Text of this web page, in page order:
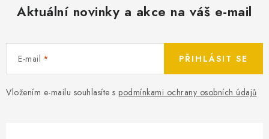
Aktuální novinky a akce na váš e-mail
E-mail
Vložením e-mailu souhlasíte s podmínkami ochrany osobních údajů
PŘIHLÁSIT SE